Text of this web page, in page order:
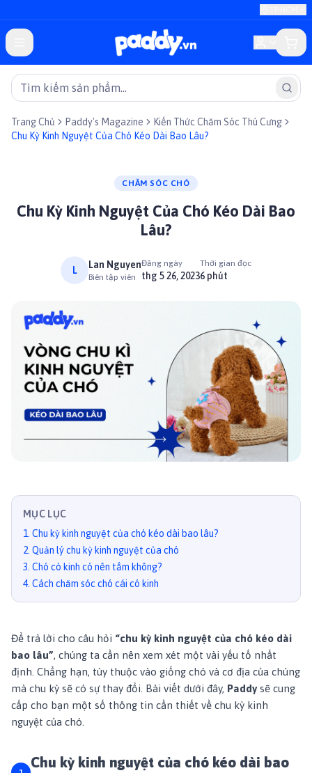
Trang Chủ Paddy's Magazine
Kiến Thức Chăm Sóc Thú Cưng
Chu Kỳ Kinh Nguyệt Của Chó Kéo Dài Bao Lâu?
CHĂM SÓC CHÓ
Chu Kỳ Kinh Nguyệt Của Chó Kéo Dài Bao
Lâu?
L Lan Nguyen
Biên tập viên
Đăng ngày
thg 5 26, 2023
Thời gian đọc
6 phút
MỤC LỤC
1 Chu kỳ kinh nguyệt của chó kéo dài bao lâu?
2 Quản lý chu kỳ kinh nguyệt của chó
3 Chó có kinh có nên tắm không?
4. Cách chăm sóc chó cái có kinh
Để trả lời cho câu hỏi “chu kỳ kinh nguyệt của chó kéo dài
bao lâu”, chúng ta cần nên xem xét một vài yếu tố nhất
định. Chẳng hạn, tùy thuộc vào giống chó và cơ địa của chúng
mà chu kỳ sẽ có sự thay đổi. Bài viết dưới đây, Paddy sẽ cung
cấp cho bạn một số thông tin cần thiết về chu kỳ kinh
nguyệt của chó.
Chu kỳ kinh nguyệt của chó kéo dài bao